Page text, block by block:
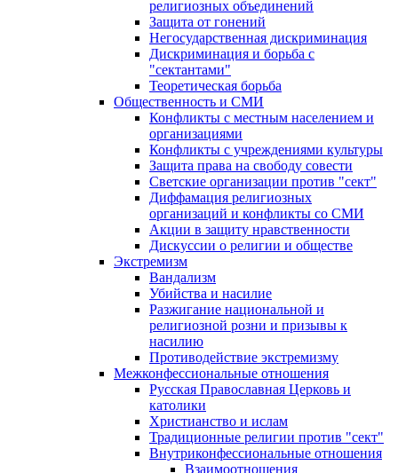
религиозных объединений
Защита от гонений
Негосударственная дискриминация
Дискриминация и борьба с
"сектантами"
Теоретическая борьба
Общественность и СМИ
Конфликты с местным населением и
организациями
Конфликты с учреждениями культуры
Защита права на свободу совести
Светские организации против "сект"
Диффамация религиозных
организаций и конфликты со СМИ
Акции в защиту нравственности
Дискуссии о религии и обществе
Экстремизм
Вандализм
Убийства и насилие
Разжигание национальной и
религиозной розни и призывы к
насилию
Противодействие экстремизму
Межконфессиональные отношения
Русская Православная Церковь и
католики
Христианство и ислам
Традиционные религии против "сект"
Внутриконфессиональные отношения
Взаимоотношения